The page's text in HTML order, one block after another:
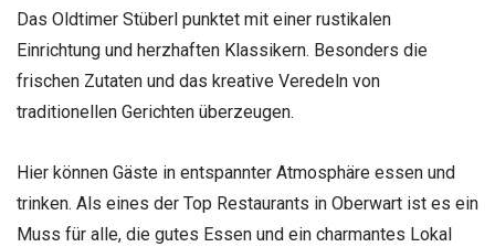
Das Oldtimer Stüberl punktet mit einer rustikalen
Einrichtung und herzhaften Klassikern. Besonders die
frischen Zutaten und das kreative Veredeln von
traditionellen Gerichten überzeugen.
Hier können Gäste in entspannter Atmosphäre essen und
trinken. Als eines der Top Restaurants in Oberwart ist es ein
Muss für alle, die gutes Essen und ein charmantes Lokal